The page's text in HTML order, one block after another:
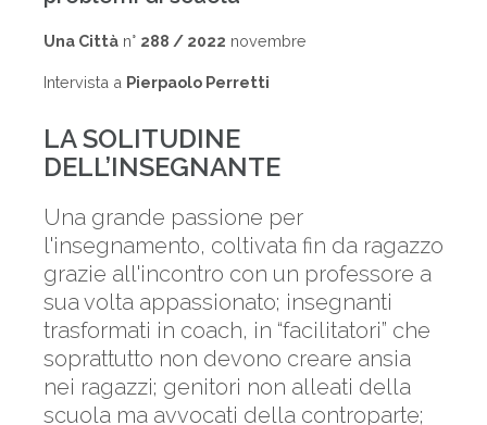
Una Città n° 288 / 2022 novembre
Intervista a Pierpaolo Perretti
LA SOLITUDINE
DELL’INSEGNANTE
Una grande passione per
l'insegnamento, coltivata fin da ragazzo
grazie all'incontro con un professore a
sua volta appassionato; insegnanti
trasformati in coach, in “facilitatori” che
soprattutto non devono creare ansia
nei ragazzi; genitori non alleati della
scuola ma avvocati della controparte;